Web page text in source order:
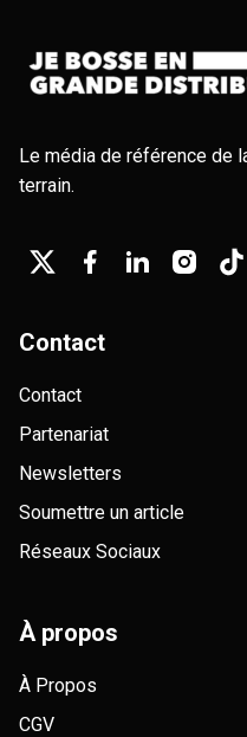
Le média de référence de
terrain.
Contact
Contact
Partenariat
Newsletters
Soumettre un article
Réseaux Sociaux
À propos
À Propos
CGV